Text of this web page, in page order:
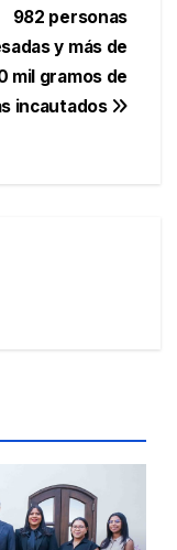
982 personas
y más de
mil gramos de
incautados